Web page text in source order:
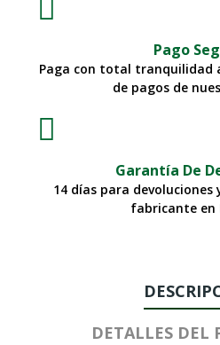
Pago
Paga con total tranquilidad
de pagos de
Garantía De
14 días para
fabricante en
DETALLES DEL